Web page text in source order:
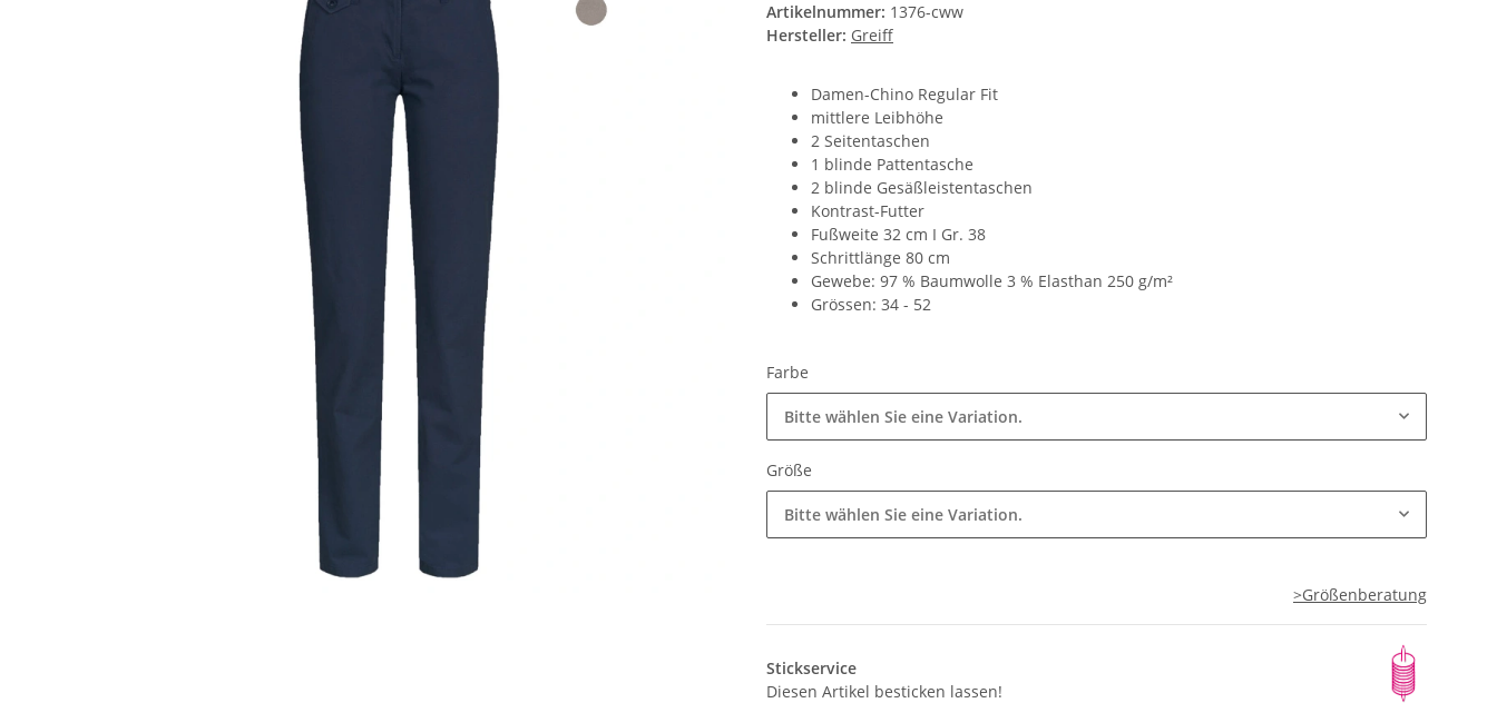
Artikelnummer: 1376-cww
Hersteller: Greiff
Damen-Chino Regular Fit
mittlere Leibhöhe
2 Seitentaschen
1 blinde Pattentasche
2 blinde Gesäßleistentaschen
Kontrast-Futter
Fußweite 32 cm I Gr. 38
Schrittlänge 80 cm
Gewebe: 97 % Baumwolle 3 % Elasthan 250 g/m²
Grössen: 34 - 52
Farbe
Bitte wählen Sie eine Variation.
Größe
Bitte wählen Sie eine Variation.
>Größenberatung
Stickservice
Diesen Artikel besticken lassen!